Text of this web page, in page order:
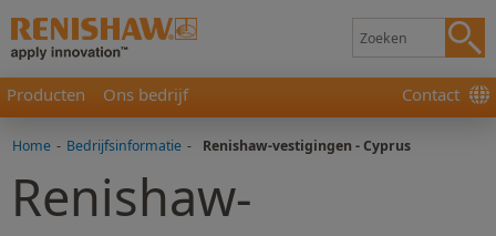
Producten Ons bedrijf Contact
Home - Bedrijfsinformatie - Renishaw-vestigingen - Cyprus
Renishaw-